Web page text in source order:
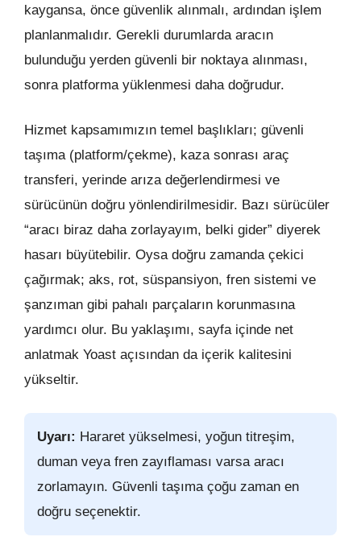
kaygansa, önce güvenlik alınmalı, ardından işlem
planlanmalıdır. Gerekli durumlarda aracın
bulunduğu yerden güvenli bir noktaya alınması,
sonra platforma yüklenmesi daha doğrudur.
Hizmet kapsamımızın temel başlıkları; güvenli
taşıma (platform/çekme), kaza sonrası araç
transferi, yerinde arıza değerlendirmesi ve
sürücünün doğru yönlendirilmesidir. Bazı sürücüler
“aracı biraz daha zorlayayım, belki gider” diyerek
hasarı büyütebilir. Oysa doğru zamanda çekici
çağırmak; aks, rot, süspansiyon, fren sistemi ve
şanzıman gibi pahalı parçaların korunmasına
yardımcı olur. Bu yaklaşımı, sayfa içinde net
anlatmak Yoast açısından da içerik kalitesini
yükseltir.
Uyarı: Hararet yükselmesi, yoğun titreşim,
duman veya fren zayıflaması varsa aracı
zorlamayın. Güvenli taşıma çoğu zaman en
doğru seçenektir.